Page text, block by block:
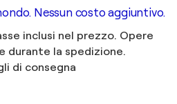
Nessun costo aggiuntivo.
inclusi nel prezzo. Opere
durante la spedizione.
di consegna